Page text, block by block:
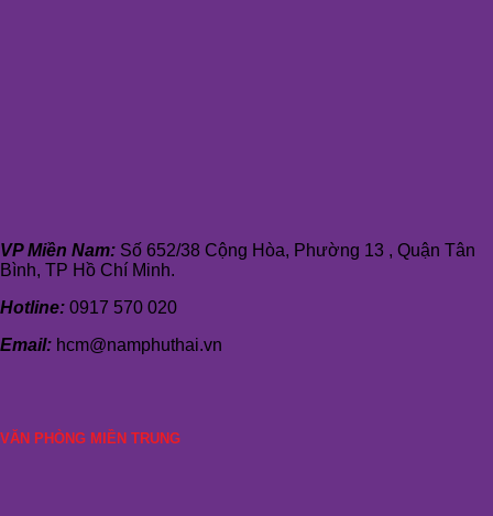
VP Miền Nam: Số 652/38 Cộng Hòa, Phường 13 , Quận Tân
Bình, TP Hồ Chí Minh.
Hotline: 0917 570 020
Email: hcm@namphuthai.vn
VĂN PHÒNG MIỀN TRUNG